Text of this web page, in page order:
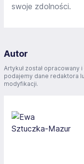
swoje zdolności.
Autor
Artykuł został
podajemy dane redaktora
modyfikacji.